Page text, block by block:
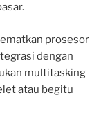
prosesor
dengan
multitasking
atau begitu